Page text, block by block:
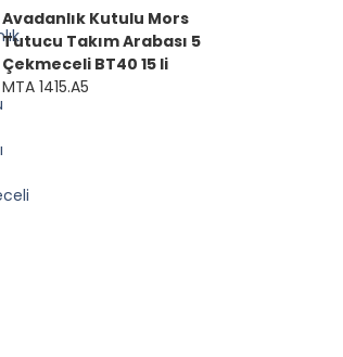
Avadanlık Kutulu Mors
Tutucu Takım Arabası 5
Çekmeceli BT40 15 li
MTA 1415.A5